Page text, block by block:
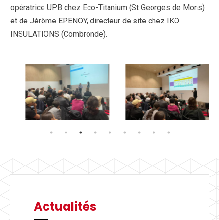
opératrice UPB chez Eco-Titanium (St Georges de Mons)
et de Jérôme EPENOY, directeur de site chez IKO
INSULATIONS (Combronde).
Actualités